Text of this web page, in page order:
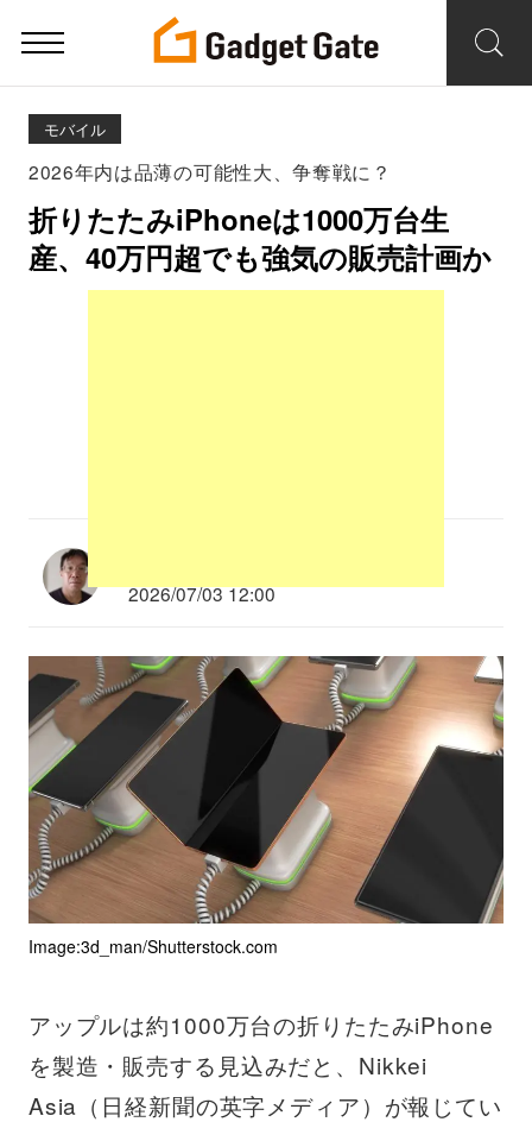
モバイル
2026年内は品薄の可能性大、争奪戦に？
折りたたみiPhoneは1000万台生
産、40万円超でも強気の販売計画か
2026/07/03 12:00
Image:3d_man/Shutterstock.com
アップルは約1000万台の折りたたみiPhone
を製造・販売する見込みだと、Nikkei
Asia（日経新聞の英字メディア）が報じてい